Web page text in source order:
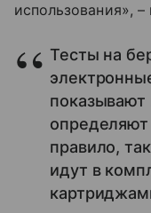
использования»,
Тесты на
правило,
идут в